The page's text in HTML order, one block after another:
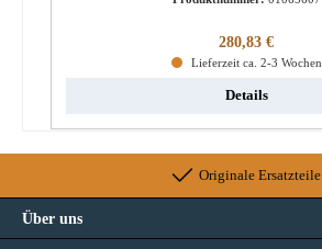
Regulärer Preis:
280,83 €
Lieferzeit ca. 2-3 Wochen
Details
Originale Ersatzteile
Über uns